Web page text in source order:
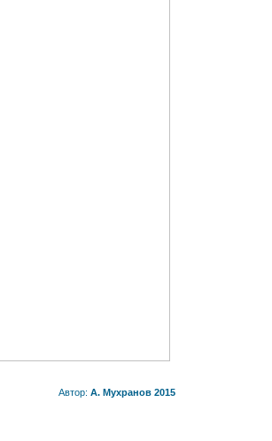
Автор: А. Мухранов 2015